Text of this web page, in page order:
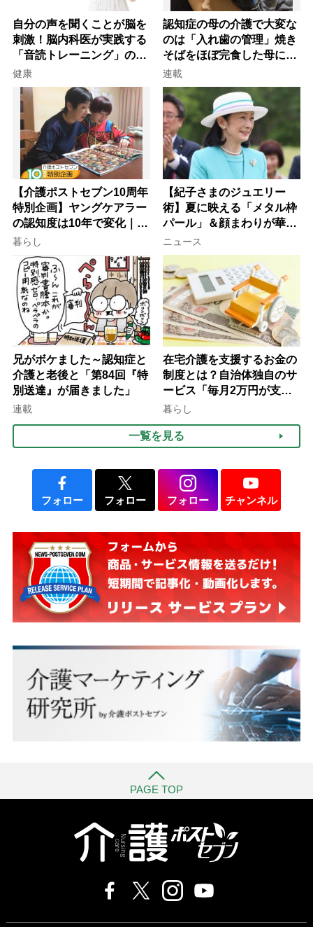
自分の声を聞くことが脳を
刺激！脳内科医が実践する
「音読トレーニング」の極
意
健康
認知症の母の介護で大変な
のは「入れ歯の管理」焼き
そばをほぼ完食した母に息
子が血の気が引いた理由
連載
【介護ポストセブン10周年
特別企画】ヤングケアラー
の認知度は10年で変化｜流
行語大賞にノミネート、法
律にも明記されたが果たし
て現在は？
暮らし
【紀子さまのジュエリー
術】夏に映える「メタル枠
パール」＆顔まわりが華や
ぐ「揺れる一粒」の使い分
け方
ニュース
兄がボケました～認知症と
介護と老後と「第84回『特
別送達』が届きました」
連載
在宅介護を支援するお金の
制度とは？自治体独自のサ
ービス「毎月2万円が支給
される」ケースも【FP解
暮らし
一覧を見る
フォロー フォロー フォロー チャンネル
PAGE TOP